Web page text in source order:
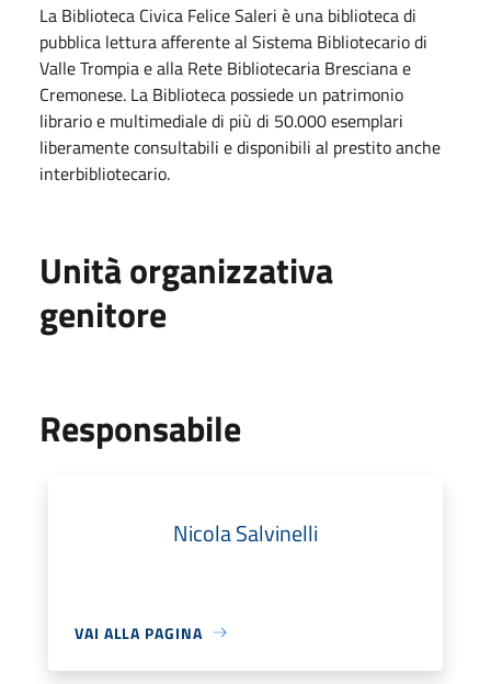
La Biblioteca Civica Felice Saleri è una biblioteca di
pubblica lettura afferente al Sistema Bibliotecario di
Valle Trompia e alla Rete Bibliotecaria Bresciana e
Cremonese. La Biblioteca possiede un patrimonio
librario e multimediale di più di 50.000 esemplari
liberamente consultabili e disponibili al prestito anche
interbibliotecario.
Unità organizzativa
genitore
Responsabile
Nicola Salvinelli
VAI ALLA PAGINA